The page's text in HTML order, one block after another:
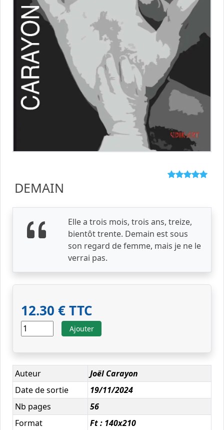
DEMAIN
Elle a trois mois, trois ans, treize,
bientôt trente. Demain est sous
son regard de femme, mais je ne le
verrai pas.
12.30 € TTC
Ajouter
Auteur
Joël Carayon
Date de sortie
19/11/2024
Nb pages
56
Format
Ft : 140x210